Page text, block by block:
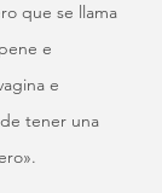
que se llama
e
e
tener una